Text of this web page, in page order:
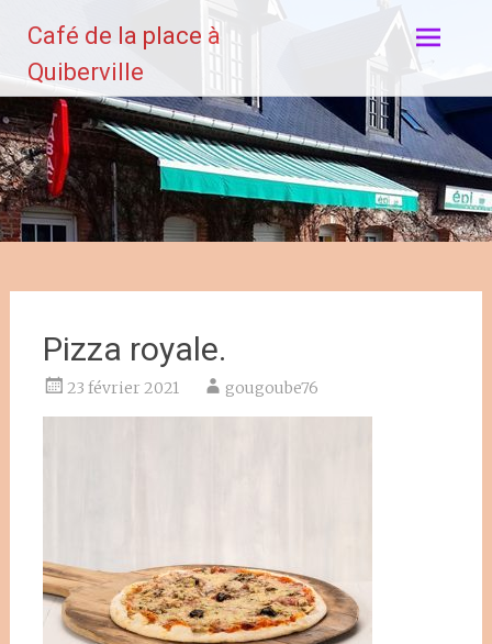
contenu
principal
Café de la place à
Quiberville
Pizza royale.
23 février 2021 gougoube76